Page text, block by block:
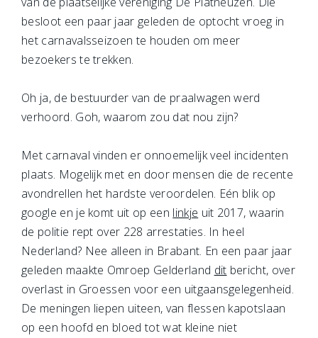
besloot een paar jaar geleden de optocht vroeg in
het carnavalsseizoen te houden om meer
bezoekers te trekken.
Oh ja, de bestuurder van de praalwagen werd
verhoord. Goh, waarom zou dat nou zijn?
Met carnaval vinden er onnoemelijk veel incidenten
plaats. Mogelijk met en door mensen die de recente
avondrellen het hardste veroordelen. Eén blik op
google en je komt uit op een linkje uit 2017, waarin
de politie rept over 228 arrestaties. In heel
Nederland? Nee alleen in Brabant. En een paar jaar
geleden maakte Omroep Gelderland dit bericht, over
overlast in Groessen voor een uitgaansgelegenheid.
De meningen liepen uiteen, van flessen kapotslaan
op een hoofd en bloed tot wat kleine niet